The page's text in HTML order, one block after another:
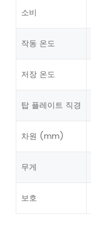
소비
작동 온도
저장 온도
탑 플레이트 직경
차원 (mm)
무게
보호